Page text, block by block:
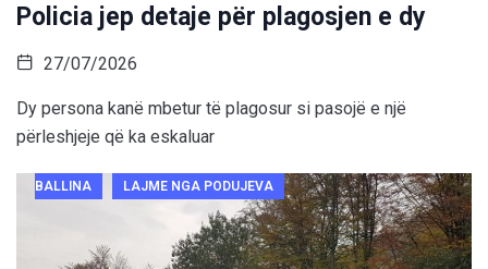
Policia jep detaje për plagosjen e dy
27/07/2026
Dy persona kanë mbetur të plagosur si pasojë e një
përleshjeje që ka eskaluar
BALLINA LAJME NGA PODUJEVA